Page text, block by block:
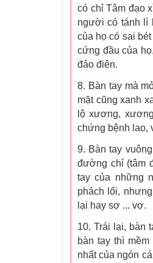
có chỉ Tâm đạo
người có tánh lì
của họ có sai
cứng đầu của
đảo điên.
8. Bàn tay mà
mặt cũng xanh
lộ xương,
chứng bệnh lao,
9. Bàn tay
đường chỉ (tâm
tay của những
phách lối,
lại hay sợ ... vợ.
10. Trái lại, bàn
bàn tay thì
nhất của ngón